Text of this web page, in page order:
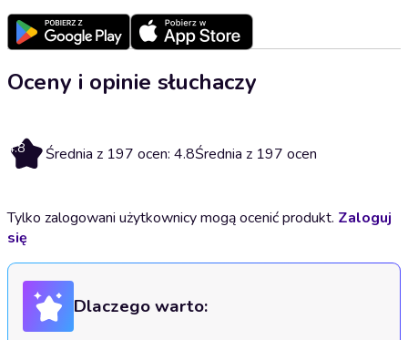
Oceny i opinie słuchaczy
4.8 Średnia z 197 ocen: 4.8Średnia z 197 ocen
Tylko zalogowani użytkownicy mogą ocenić produkt. Zaloguj
się
Dlaczego warto: